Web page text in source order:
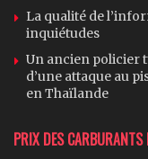
La qualité de
inquiétudes
Un ancien policier
d’une attaque au
en Thaïlande
PRIX DES CARBURANTS